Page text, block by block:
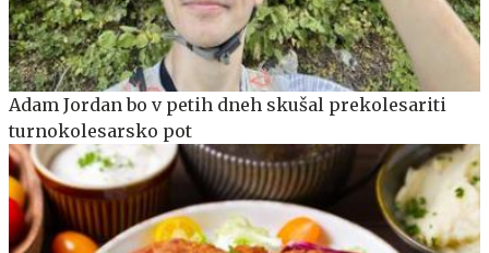
Adam Jordan bo v petih dneh skušal prekolesariti
turnokolesarsko pot